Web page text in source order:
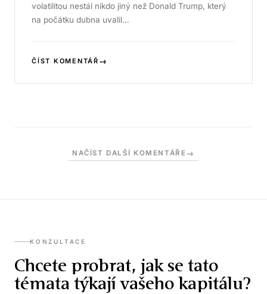
volatilitou nestál nikdo jiný než Donald Trump, který
na počátku dubna uvalil…
ČÍST KOMENTÁŘ →
NAČÍST DALŠÍ KOMENTÁŘE→
KONZULTACE
Chcete probrat, jak se tato
témata týkají vašeho kapitálu?